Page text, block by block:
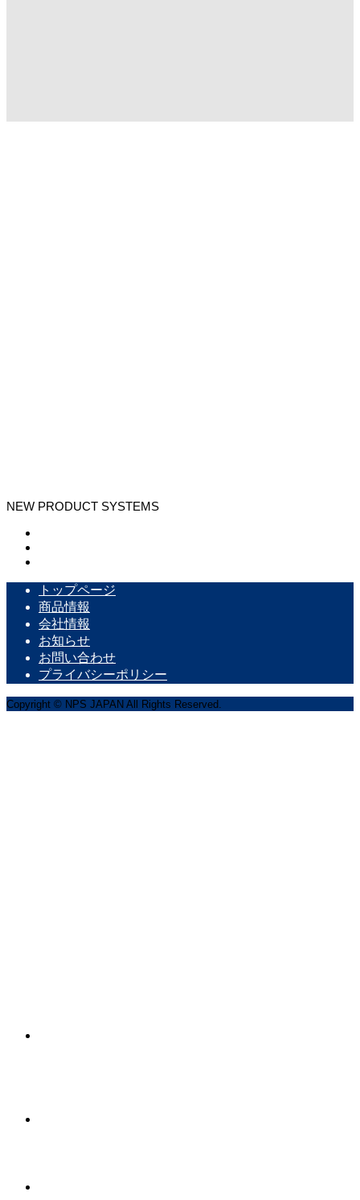
NEW PRODUCT SYSTEMS
トップページ
商品情報
会社情報
お知らせ
お問い合わせ
プライバシーポリシー
Copyright © NPS JAPAN All Rights Reserved.